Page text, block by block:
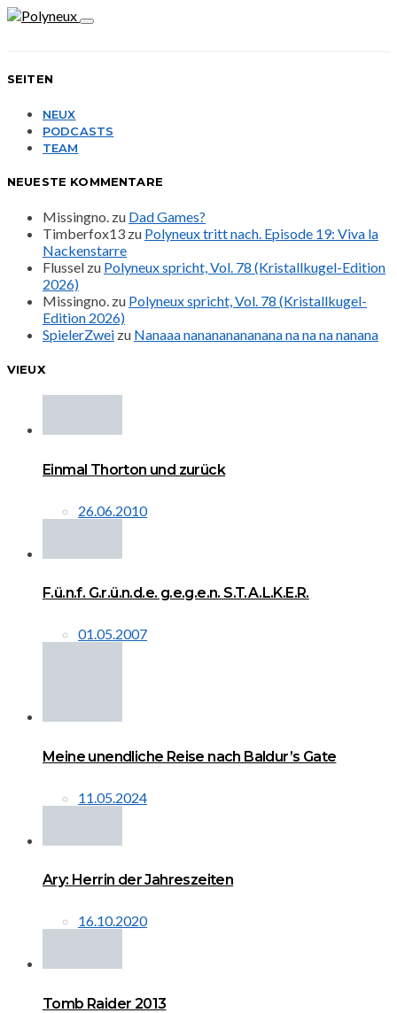
SEITEN
NEUX
PODCASTS
TEAM
NEUESTE KOMMENTARE
Missingno. zu Dad Games?
Timberfox13 zu Polyneux tritt nach. Episode 19: Viva la
Nackenstarre
Flussel zu Polyneux spricht, Vol. 78 (Kristallkugel-Edition
2026)
Missingno. zu Polyneux spricht, Vol. 78 (Kristallkugel-
Edition 2026)
SpielerZwei zu Nanaaa nanananananana na na na nanana
VIEUX
Einmal Thorton und zurück
26.06.2010
F.ü.n.f. G.r.ü.n.d.e. g.e.g.e.n. S.T.A.L.K.E.R.
01.05.2007
Meine unendliche Reise nach Baldur’s Gate
11.05.2024
Ary: Herrin der Jahreszeiten
16.10.2020
Tomb Raider 2013